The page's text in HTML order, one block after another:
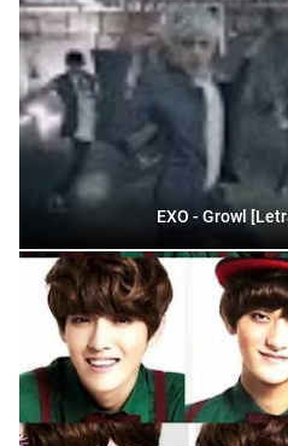
EXO - Growl